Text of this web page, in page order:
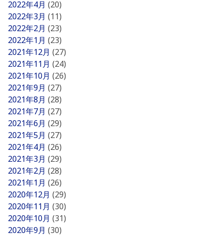
2022年4月 (20)
2022年3月 (11)
2022年2月 (23)
2022年1月 (23)
2021年12月 (27)
2021年11月 (24)
2021年10月 (26)
2021年9月 (27)
2021年8月 (28)
2021年7月 (27)
2021年6月 (29)
2021年5月 (27)
2021年4月 (26)
2021年3月 (29)
2021年2月 (28)
2021年1月 (26)
2020年12月 (29)
2020年11月 (30)
2020年10月 (31)
2020年9月 (30)